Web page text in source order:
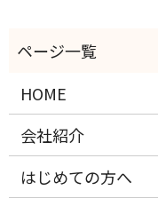
HOME
会社紹介
はじめての方へ